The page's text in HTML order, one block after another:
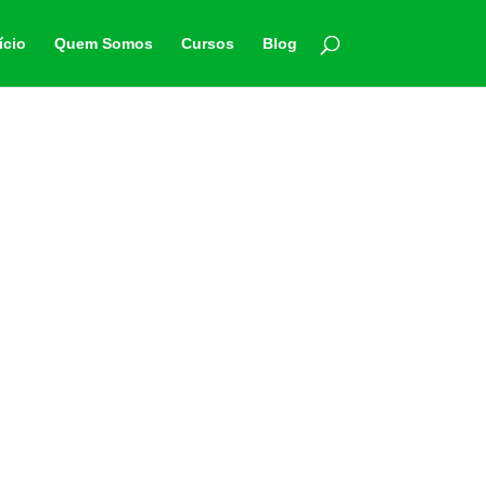
Quem Somos Cursos Blog